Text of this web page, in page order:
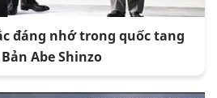
đáng nhớ trong quốc tang
Abe Shinzo